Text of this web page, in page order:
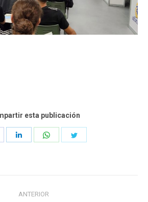
esta publicación
ANTERIOR